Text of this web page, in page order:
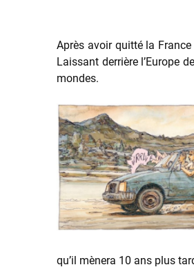
Après avoir quitté la
Laissant derrière l’Europe
mondes.
qu’il mènera 10 ans plus